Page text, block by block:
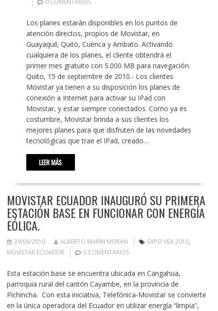
0 COMENTARIOS
Los planes estarán disponibles en los puntos de
atención directos, propios de Movistar, en
Guayaquil, Quito, Cuenca y Ambato. Activando
cualquiera de los planes, el cliente obtendrá el
primer mes gratuito con 5.000 MB para navegación.
Quito, 15 de septiembre de 2010.- Los clientes
Movistar ya tienen a su disposición los planes de
conexión a Internet para activar su IPad con
Movistar, y estar siempre conectados. Como ya es
costumbre, Movistar brinda a sus clientes los
mejores planes para que disfruten de las novedades
tecnológicas que trae el IPad, creado…
LEER MÁS
MOVISTAR ECUADOR INAUGURÓ SU PRIMERA
ESTACIÓN BASE EN FUNCIONAR CON ENERGÍA
EÓLICA.
29/06/2010 ALBERTO MARÍN MORÁN EXPO VEA 2010,
MOVISTAR ECUADOR
0 COMENTARIOS
Esta estación base se encuentra ubicada en Cangahua,
parroquia rural del cantón Cayambe, en la provincia de
Pichincha. Con esta iniciativa, Telefónica-Movistar se convierte
en la única operadora del Ecuador en utilizar energía “limpia”,